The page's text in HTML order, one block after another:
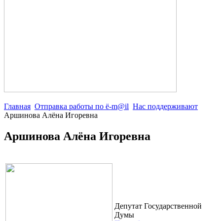
Главная Отправка работы по ё-m@il Нас поддерживают
Аршинова Алёна Игоревна
Аршинова Алёна Игоревна
Депутат Государственной
Думы